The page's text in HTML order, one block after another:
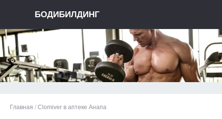
БОДИБИЛДИНГ
Главная / Clomiver в аптеке Анапа